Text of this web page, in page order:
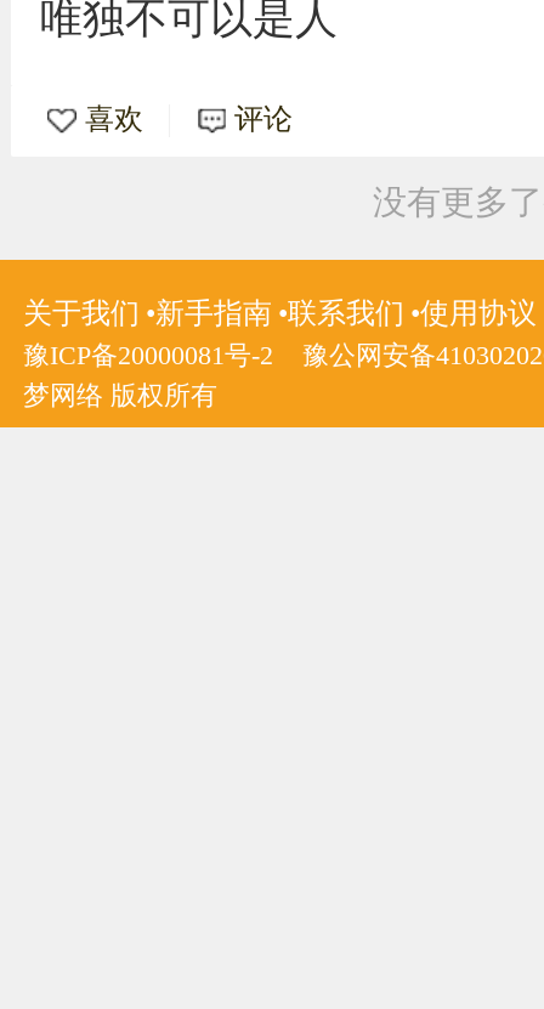
唯独不可以是人
喜欢 评论
没有更多
关于我们 新手指南 联系我们 使用协议
豫ICP备20000081号-2
豫公网安备
梦网络 版权所有